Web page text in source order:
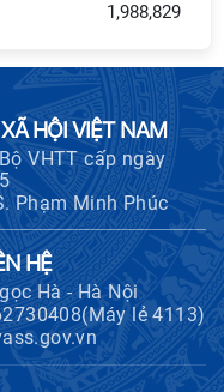
1,988,829
HỘI VIỆT NAM
VHTT cấp ngày
Phạm Minh Phúc
HỆ
Hà - Hà Nội
lẻ 4113)